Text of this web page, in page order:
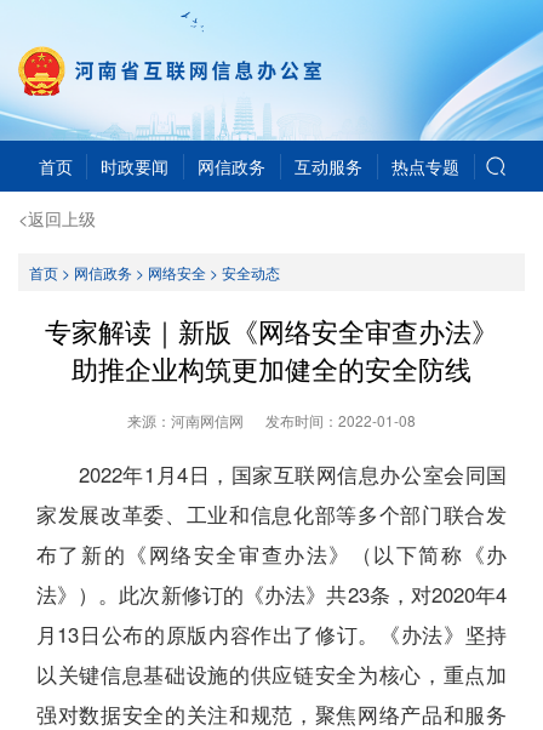
首页 时政要闻 网信政务 互动服务 热点专题
<返回上级
首页> 网信政务> 网络安全> 安全动态
专家解读｜新版《网络安全审查办法》
助推企业构筑更加健全的安全防线
来源：河南网信网 发布时间： 2022-01-08
2022年1月4日，国家互联网信息办公室会同国
家发展改革委、工业和信息化部等多个部门联合发
布了新的《网络安全审查办法》（以下简称《办
法》）。此次新修订的 《办法》共23条，对2020年4
月13日公布的原版内容作出了修订。《办法》坚持
以关键信息基础设施的供应链安全为核心，重点加
强对数据安全的关注和规范，聚焦网络产品和服务